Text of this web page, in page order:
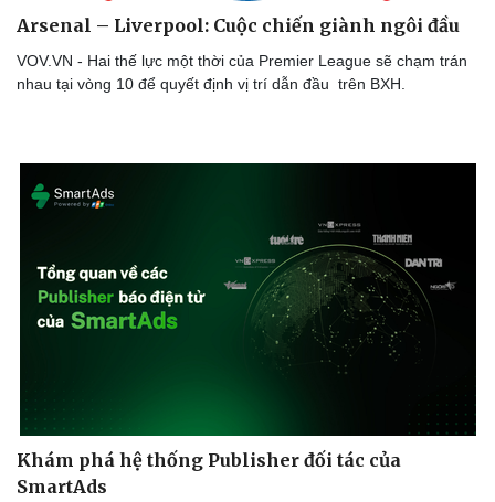
Doanh nhân
Vì cộng đồng
Arsenal – Liverpool: Cuộc chiến giành ngôi đầu
VOV.VN - Hai thế lực một thời của Premier League sẽ chạm trán
nhau tại vòng 10 để quyết định vị trí dẫn đầu trên BXH.
Khám phá hệ thống Publisher đối tác của
SmartAds